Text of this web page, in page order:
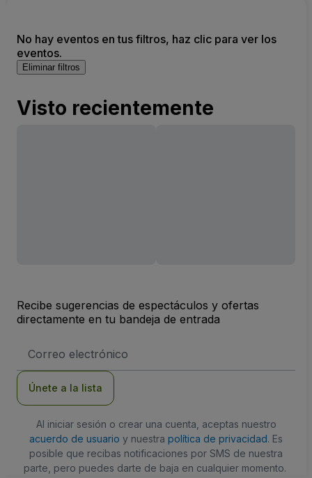
No hay eventos en tus filtros, haz clic para ver los
eventos.
Eliminar filtros
Visto recientemente
Recibe sugerencias de espectáculos y ofertas
directamente en tu bandeja de entrada
de
Únete a la lista
Al iniciar sesión o crear una cuenta, aceptas nuestro
acuerdo de usuario y nuestra política de privacidad. Es
posible que recibas notificaciones por SMS de nuestra
parte, pero puedes darte de baja en cualquier momento.